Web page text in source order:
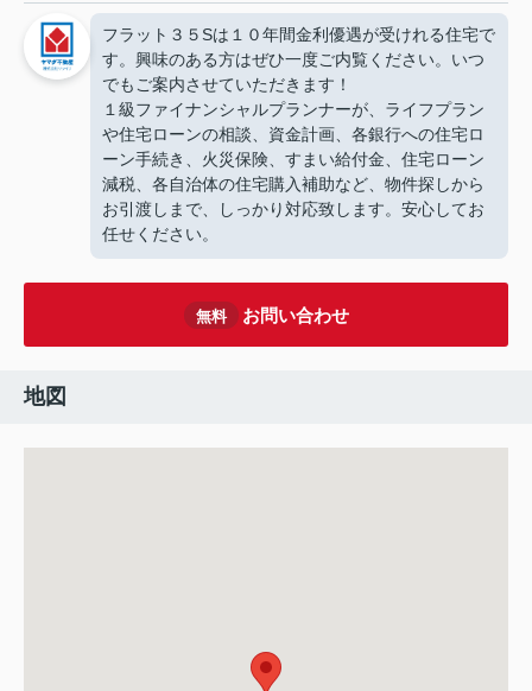
フラット３５Sは１０年間金利優遇が受けれる住宅で
す。興味のある方はぜひ一度ご内覧ください。いつ
でもご案内させていただきます！
１級ファイナンシャルプランナーが、ライフプラン
や住宅ローンの相談、資金計画、各銀行への住宅ロ
ーン手続き、火災保険、すまい給付金、住宅ローン
減税、各自治体の住宅購入補助など、物件探しから
お引渡しまで、しっかり対応致します。安心してお
任せください。
無料 お問い合わせ
地図